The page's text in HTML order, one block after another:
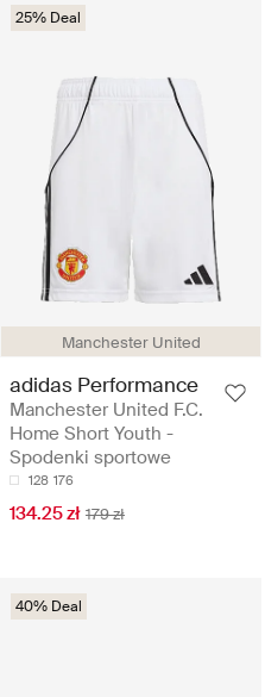
Manchester United
25% Deal
adidas Performance
Manchester United F.C.
Home Short Youth -
Spodenki sportowe
128 176
134.25 zł 179 zł
40% Deal